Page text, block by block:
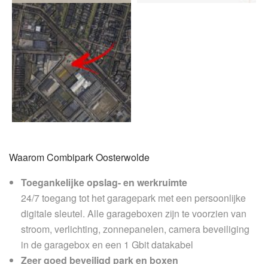
Waarom Combipark Oosterwolde
Toegankelijke opslag- en werkruimte
24/7 toegang tot het garagepark met een persoonlijke
digitale sleutel. Alle garageboxen zijn te voorzien van
stroom, verlichting, zonnepanelen, camera beveiliging
in de garagebox en een 1 Gbit datakabel
Zeer goed beveiligd park en boxen